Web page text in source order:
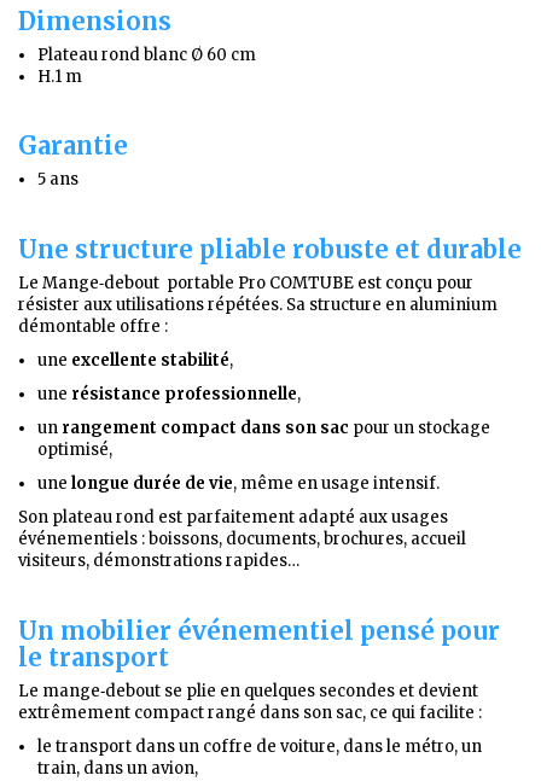
Dimensions
Plateau rond blanc Ø 60 cm
H.1 m
Garantie
5 ans
Une structure pliable robuste et durable
Le Mange‑debout portable Pro COMTUBE est conçu pour
résister aux utilisations répétées. Sa structure en aluminium
démontable offre :
une excellente stabilité,
une résistance professionnelle,
un rangement compact dans son sac pour un stockage
optimisé,
une longue durée de vie, même en usage intensif.
Son plateau rond est parfaitement adapté aux usages
événementiels : boissons, documents, brochures, accueil
visiteurs, démonstrations rapides…
Un mobilier événementiel pensé pour
le transport
Le mange‑debout se plie en quelques secondes et devient
extrêmement compact rangé dans son sac, ce qui facilite :
le transport dans un coffre de voiture, dans le métro, un
train, dans un avion,